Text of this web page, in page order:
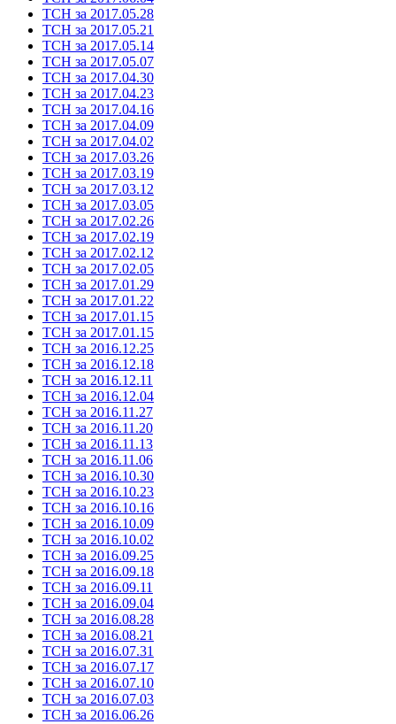
ТСН за 2017.05.28
ТСН за 2017.05.21
ТСН за 2017.05.14
ТСН за 2017.05.07
ТСН за 2017.04.30
ТСН за 2017.04.23
ТСН за 2017.04.16
ТСН за 2017.04.09
ТСН за 2017.04.02
ТСН за 2017.03.26
ТСН за 2017.03.19
ТСН за 2017.03.12
ТСН за 2017.03.05
ТСН за 2017.02.26
ТСН за 2017.02.19
ТСН за 2017.02.12
ТСН за 2017.02.05
ТСН за 2017.01.29
ТСН за 2017.01.22
ТСН за 2017.01.15
ТСН за 2017.01.15
ТСН за 2016.12.25
ТСН за 2016.12.18
ТСН за 2016.12.11
ТСН за 2016.12.04
ТСН за 2016.11.27
ТСН за 2016.11.20
ТСН за 2016.11.13
ТСН за 2016.11.06
ТСН за 2016.10.30
ТСН за 2016.10.23
ТСН за 2016.10.16
ТСН за 2016.10.09
ТСН за 2016.10.02
ТСН за 2016.09.25
ТСН за 2016.09.18
ТСН за 2016.09.11
ТСН за 2016.09.04
ТСН за 2016.08.28
ТСН за 2016.08.21
ТСН за 2016.07.31
ТСН за 2016.07.17
ТСН за 2016.07.10
ТСН за 2016.07.03
ТСН за 2016.06.26